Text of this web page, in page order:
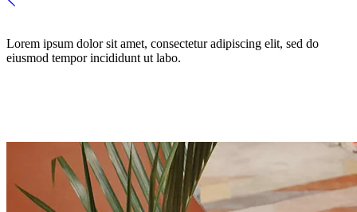
Lorem ipsum dolor sit amet, consectetur adipiscing elit, sed do
eiusmod tempor incididunt ut labo.